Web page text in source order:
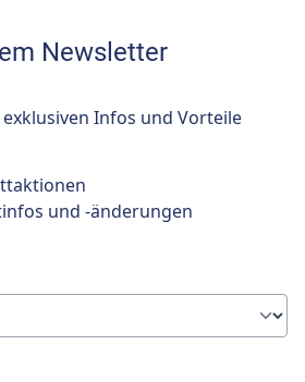
Newsletter
Infos und Vorteile
und -änderungen